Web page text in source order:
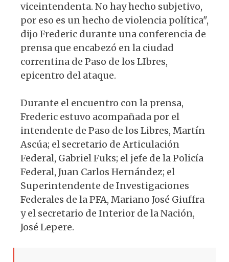
viceintendenta. No hay hecho subjetivo,
por eso es un hecho de violencia política",
dijo Frederic durante una conferencia de
prensa que encabezó en la ciudad
correntina de Paso de los LIbres,
epicentro del ataque.
Durante el encuentro con la prensa,
Frederic estuvo acompañada por el
intendente de Paso de los Libres, Martín
Ascúa; el secretario de Articulación
Federal, Gabriel Fuks; el jefe de la Policía
Federal, Juan Carlos Hernández; el
Superintendente de Investigaciones
Federales de la PFA, Mariano José Giuffra
y el secretario de Interior de la Nación,
José Lepere.